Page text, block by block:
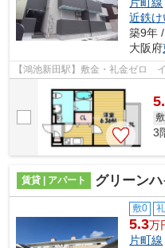
近鉄
築9年
大阪府
【鴻池新田駅】敷金・礼金ゼロ
3
賃貸 | アパート グリーン
敷0
5.3万
片町線